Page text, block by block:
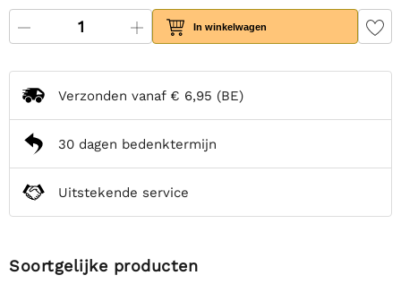
In winkelwagen
Verzonden vanaf € 6,95 (BE)
30 dagen bedenktermijn
Uitstekende service
Soortgelijke producten